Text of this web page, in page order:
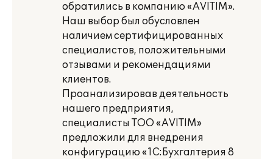
обратились в компанию «AVITIM».
Наш выбор был обусловлен
наличием сертифицированных
специалистов, положительными
отзывами и рекомендациями
клиентов.
Проанализировав деятельность
нашего предприятия,
специалисты ТОО «AVITIM»
предложили для внедрения
конфигурацию «1С:Бухгалтерия 8